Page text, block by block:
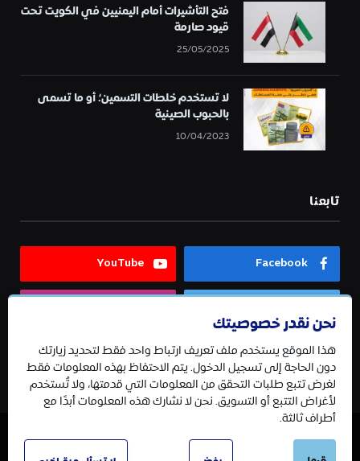
فتح التأشيرات أمام اليمنيين في الكويت تحت
قيود صارمة
25/05/2025
لا تستخدم خلطات التسمين؛ أو ما تسمى
بالحبوب الصينية
10/04/2023
تابعنا
Facebook
YouTube
Telegram
نحن نقدر خصوصيتك
هذا الموقع يستخدم ملف تعريف ارتباط واحد فقط لتحديد زيارتك
دون الحاجة إلى تسجيل الدخول. يتم الاحتفاظ بهذه المعلومات فقط
لغرض تتبع طلبات التحقق من المعلومات التي قدمتها، ولا تُستخدم
لأغراض التتبع أو التسويق. نحن لا نشارك هذه المعلومات أبدًا مع
أطراف ثالثة.